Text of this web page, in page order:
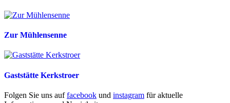
Zur Mühlensenne
Gaststätte Kerkstroer
Folgen Sie uns auffacebook und instagram für aktuelle